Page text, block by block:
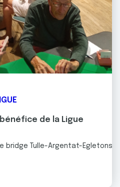
de la Ligue
bridge Tulle-Argentat-